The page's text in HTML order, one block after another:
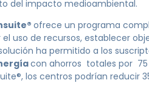
del impacto medioambiental.
ofrece un programa
uso de recursos, establecer
ha permitido a los
con ahorros totales por 75
los centros podrían reducir